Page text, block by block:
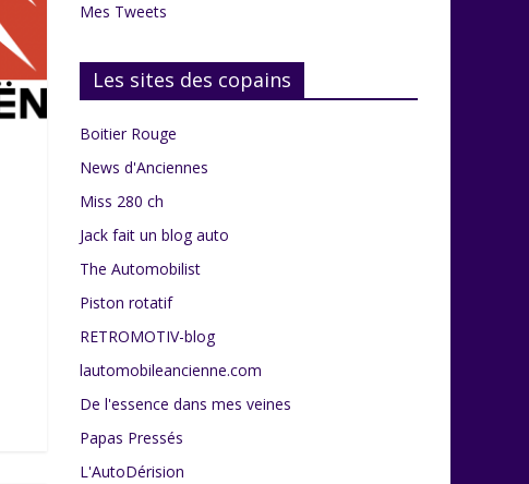
Mes Tweets
Les sites des copains
Boitier Rouge
News d'Anciennes
Miss 280 ch
Jack fait un blog auto
The Automobilist
Piston rotatif
RETROMOTIV-blog
lautomobileancienne.com
De l'essence dans mes veines
Papas Pressés
L'AutoDérision